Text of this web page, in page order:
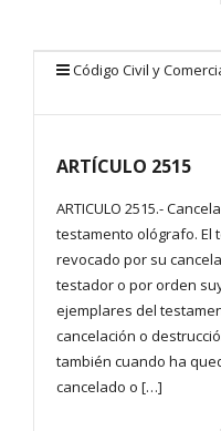
Código Civil y
ARTÍCULO 2515
ARTICULO 2515.-
testamento ológrafo. El
revocado por su
testador o por orden
ejemplares del
cancelación o
también cuando ha
cancelado o […]